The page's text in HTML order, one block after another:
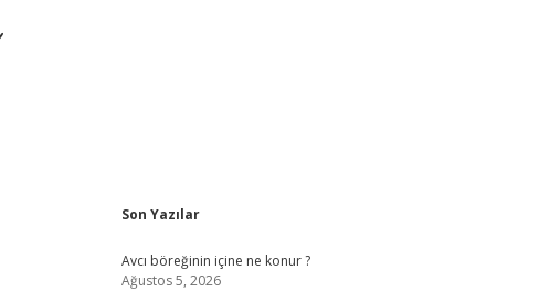
Sidebar
Son Yazılar
Avcı böreğinin içine ne konur ?
Ağustos 5, 2026